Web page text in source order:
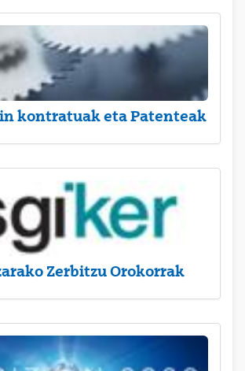
kontratuak eta Patenteak
Zerbitzu Orokorrak